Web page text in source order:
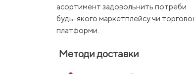
асортимент задовольнить потреби
будь-якого маркетплейсу чи торгової
платформи.
Методи доставки